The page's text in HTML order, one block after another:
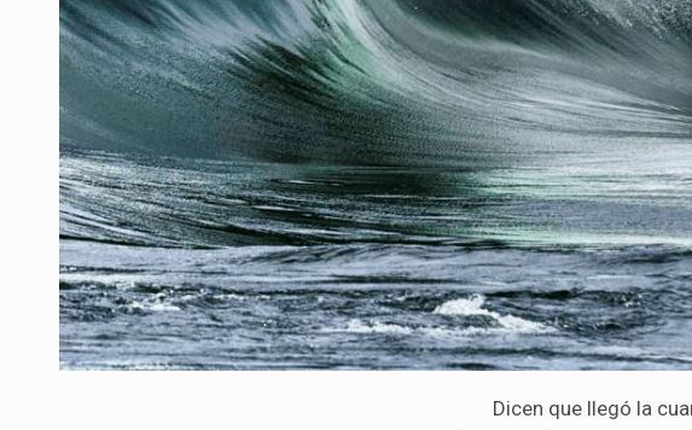
Dicen que llegó la